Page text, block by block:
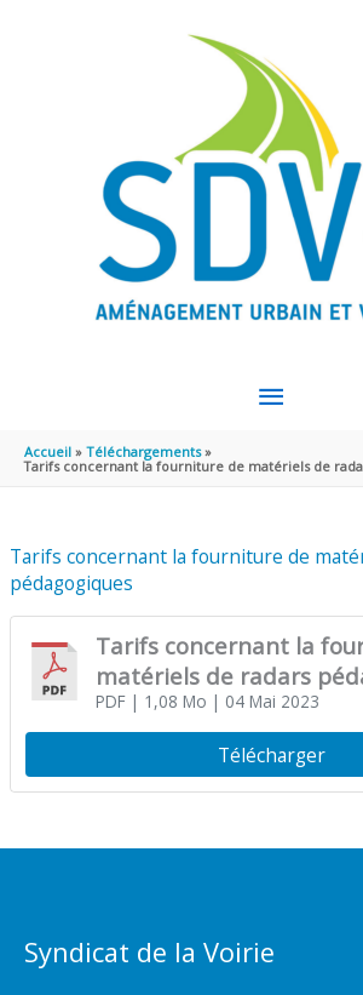
MENU
Accueil
Téléchargements
Tarifs concernant la fourniture de matériels de
Tarifs concernant la fourniture de
pédagogiques
Tarifs concernant la
matériels de radars
PDF| 1,08 Mo | 04 Mai 2023
Télécharger
Syndicat de la Voirie